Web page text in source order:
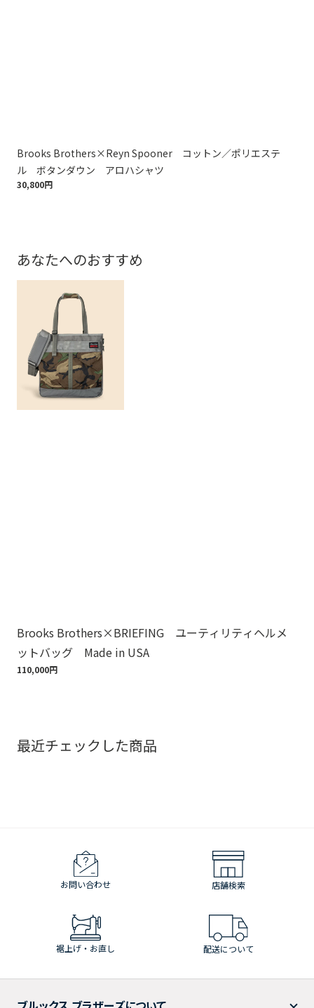
Brooks Brothers×Reyn Spooner コットン／ポリエステ
ル ボタンダウン アロハシャツ
30,800円
あなたへのおすすめ
Brooks Brothers×BRIEFING ユーティリティヘルメ
ットバッグ Made in USA
110,000円
最近チェックした商品
お問い合わせ 店舗検索
裾上げ・お直し 配送について